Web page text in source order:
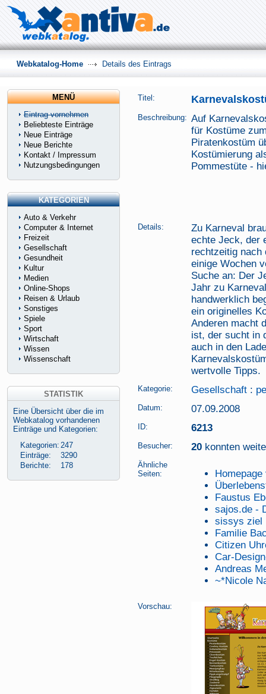
Titel:
Beschreibung: Auf
für Kostüme
Piratenkostüm
Kostümierung
Pommestüte -
Details:
Zu Karneval
echte Jeck, der
rechtzeitig nach
einige Wochen
Suche an: Der
Jahr zu
handwerklich
ein originelles
Anderen macht
ist, der sucht in
auch in den
wertvolle Tipps.
Kategorie: Gesellschaft :
Datum: 07.09.2008
ID: 6213
Besucher: 20 konnten
Ähnliche
Seiten:
Faustus
sajos.de -
sissys ziel
Familie
Citizen
Car-
Andreas
~*Nicole
Vorschau:
Webkatalog-Home Details des Eintrags
MENÜ
Eintrag vornehmen
Beliebteste Einträge
Neue Einträge
Neue Berichte
Kontakt / Impressum
Nutzungsbedingungen
KATEGORIEN
Auto & Verkehr
Computer & Internet
Freizeit
Gesellschaft
Gesundheit
Kultur
Medien
Online-Shops
Reisen & Urlaub
Sonstiges
Spiele
Sport
Wirtschaft
Wissen
Wissenschaft
STATISTIK
Eine Übersicht über die im
Webkatalog vorhandenen
Einträge und Kategorien:
Kategorien: 247
Einträge:
3290
Berichte:
178